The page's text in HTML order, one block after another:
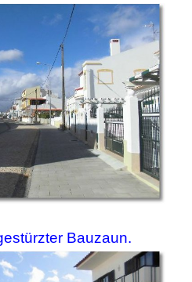
Bauzaun.